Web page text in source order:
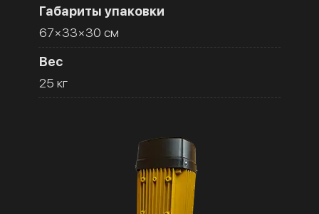
Габариты упаковки
67×33×30 см
Вес
25 кг